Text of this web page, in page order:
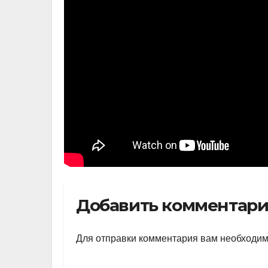
Добавить
Для отправки комментария вам